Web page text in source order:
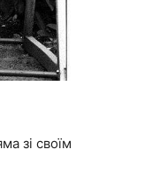
зі своїм